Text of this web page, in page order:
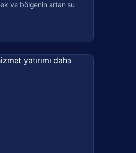
ve bölgenin artan su